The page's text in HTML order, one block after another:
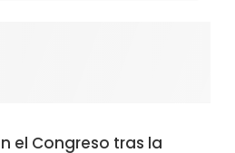
el Congreso tras la